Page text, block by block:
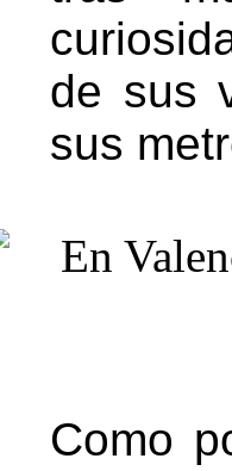
de sus
sus
Como